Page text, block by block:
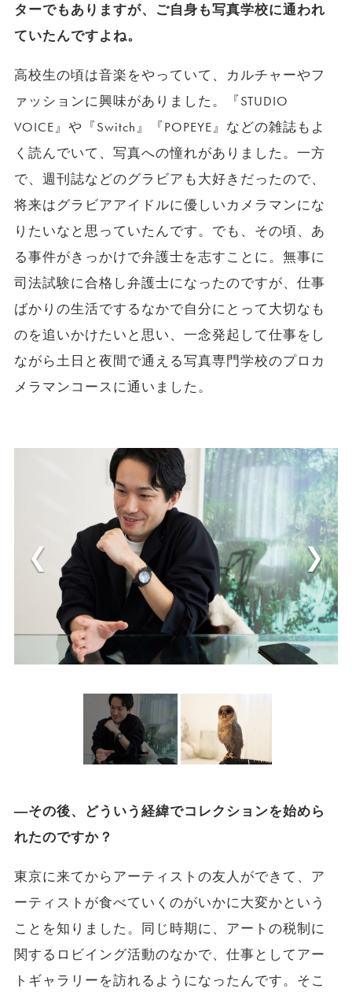
ターでもありますが、ご自身も写真学校に通われ
ていたんですよね。
高校生の頃は音楽をやっていて、カルチャーやフ
ァッションに興味がありました。『STUDIO
VOICE』や『Switch』『POPEYE』などの雑誌もよ
く読んでいて、写真への憧れがありました。一方
で、週刊誌などのグラビアも大好きだったので、
将来はグラビアアイドルに優しいカメラマンにな
りたいなと思っていたんです。でも、その頃、あ
る事件がきっかけで弁護士を志すことに。無事に
司法試験に合格し弁護士になったのですが、仕事
ばかりの生活でするなかで自分にとって大切なも
のを追いかけたいと思い、一念発起して仕事をし
ながら土日と夜間で通える写真専門学校のプロカ
メラマンコースに通いました。
―その後、どういう経緯でコレクションを始めら
れたのですか？
東京に来てからアーティストの友人ができて、ア
ーティストが食べていくのがいかに大変かという
ことを知りました。同じ時期に、アートの税制に
関するロビイング活動のなかで、仕事としてアー
トギャラリーを訪れるようになったんです。そこ